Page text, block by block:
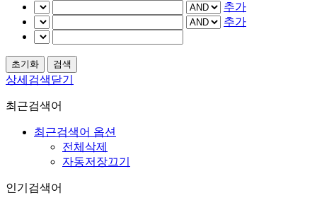
추가
추가
상세검색닫기
최근검색어
최근검색어 옵션
전체삭제
자동저장끄기
인기검색어